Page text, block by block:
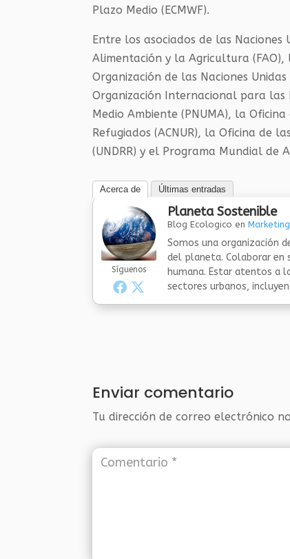
Plazo Medio (ECMWF).
Entre los asociados de las
Alimentación y la Agricultura (FAO),
Organización de las Naciones
Organización Internacional para las
Medio Ambiente (PNUMA), la
Refugiados (ACNUR), la Oficina de
(UNDRR) y el Programa Mundial de
Acerca de Últimas entradas
Síguenos
Planeta Sostenible
Blog Ecologico en
Somos una organización
del planeta. Colaborar en
humana. Estar atentos a
sectores urbanos,
Enviar comentario
Tu dirección de correo electrónico